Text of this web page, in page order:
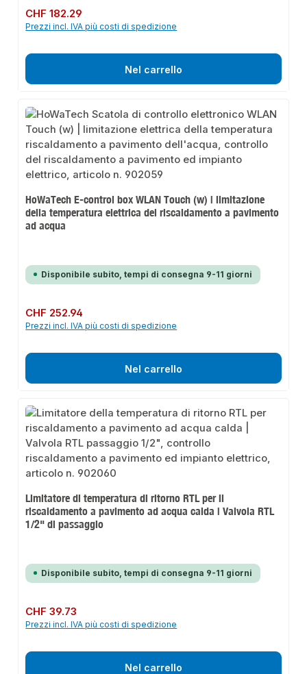
Prezzo normale:
CHF 182.29
Prezzi incl. IVA più costi di spedizione
Nel carrello
HoWaTech E-control box WLAN Touch (w) | limitazione
della temperatura elettrica del riscaldamento a pavimento
ad acqua
Disponibile subito, tempi di consegna 9-11 giorni
Prezzo normale:
CHF 252.94
Prezzi incl. IVA più costi di spedizione
Nel carrello
Limitatore di temperatura di ritorno RTL per il
riscaldamento a pavimento ad acqua calda | Valvola RTL
1/2" di passaggio
Disponibile subito, tempi di consegna 9-11 giorni
Prezzo normale:
CHF 39.73
Prezzi incl. IVA più costi di spedizione
Nel carrello